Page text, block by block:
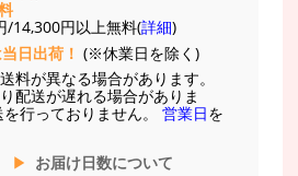
14,300円以上無料(詳細)
日出荷！ (※休業日を除く)
料が異なる場合があります。
配送が遅れる場合がありま
行っておりません。 営業日を
お届け日数について